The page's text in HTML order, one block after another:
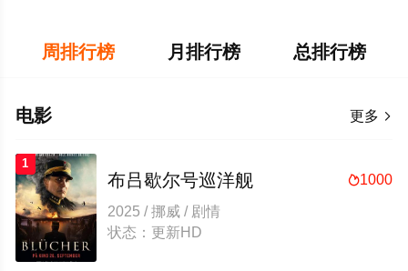
周排行榜 月排行榜 总排行榜
更多 
电影
1
1000
布吕歇尔号巡洋舰
2025 / 挪威 / 剧情
状态：更新HD